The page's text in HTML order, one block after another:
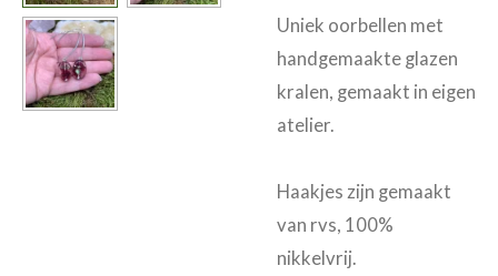
Uniek oorbellen met
handgemaakte glazen
kralen, gemaakt in eigen
atelier.
Haakjes zijn gemaakt
van rvs, 100%
nikkelvrij.